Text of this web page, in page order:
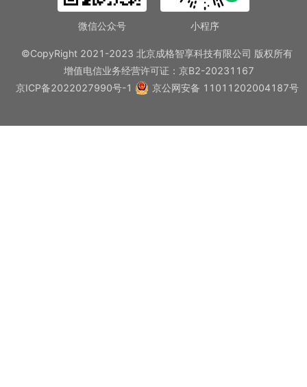
微信公众号 小程序
©CopyRight 2021-2023 北京成格智享科技有限公司 版权所有
增值电信业务经营许可证：京B2-20231167
京ICP备2022027990号-1
京公网安备 11011202004187号